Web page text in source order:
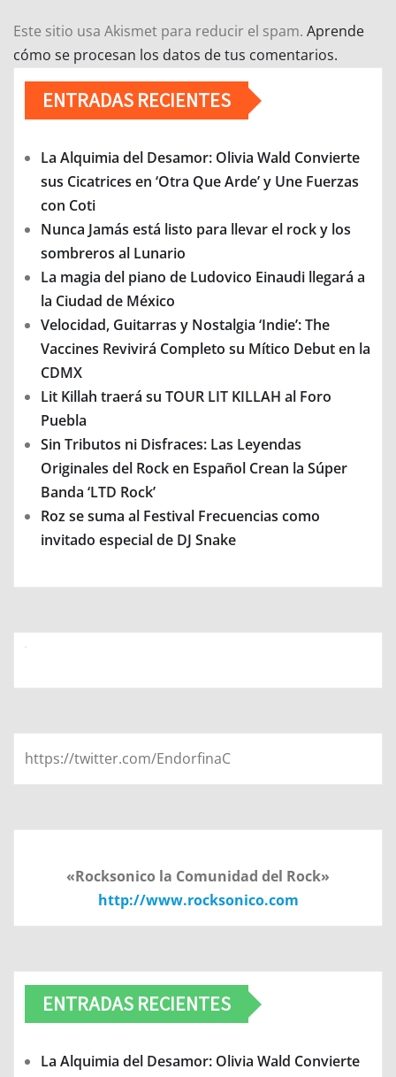
Este sitio usa Akismet para reducir el spam. Aprende
cómo se procesan los datos de tus comentarios.
ENTRADAS RECIENTES
La Alquimia del Desamor: Olivia Wald Convierte
sus Cicatrices en ‘Otra Que Arde’ y Une Fuerzas
con Coti
Nunca Jamás está listo para llevar el rock y los
sombreros al Lunario
La magia del piano de Ludovico Einaudi llegará a
la Ciudad de México
Velocidad, Guitarras y Nostalgia ‘Indie’: The
Vaccines Revivirá Completo su Mítico Debut en la
CDMX
Lit Killah traerá su TOUR LIT KILLAH al Foro
Puebla
Sin Tributos ni Disfraces: Las Leyendas
Originales del Rock en Español Crean la Súper
Banda ‘LTD Rock’
Roz se suma al Festival Frecuencias como
invitado especial de DJ Snake
https://twitter.com/EndorfinaC
«Rocksonico la Comunidad del Rock»
http://www.rocksonico.com
ENTRADAS RECIENTES
La Alquimia del Desamor: Olivia Wald Convierte